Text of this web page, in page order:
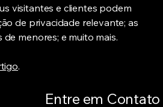
visitantes e clientes podem
de privacidade relevante; as
menores; e muito mais.
.
Entre em Contato